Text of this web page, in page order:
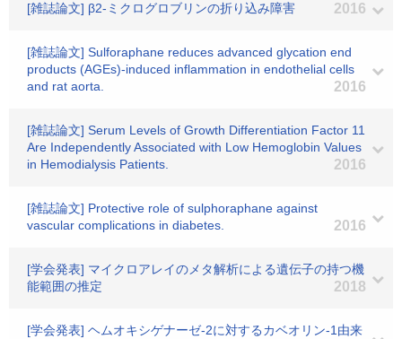
[雑誌論文] β2-ミクログロブリンの折り込み障害 2016
[雑誌論文] Sulforaphane reduces advanced glycation end
products (AGEs)-induced inflammation in endothelial cells
and rat aorta.
2016
[雑誌論文] Serum Levels of Growth Differentiation Factor 11
Are Independently Associated with Low Hemoglobin Values
in Hemodialysis Patients.
2016
[雑誌論文] Protective role of sulphoraphane against
vascular complications in diabetes.
2016
[学会発表] マイクロアレイのメタ解析による遺伝子の持つ機
能範囲の推定
2018
[学会発表] ヘムオキシゲナーゼ-2に対するカベオリン-1由来